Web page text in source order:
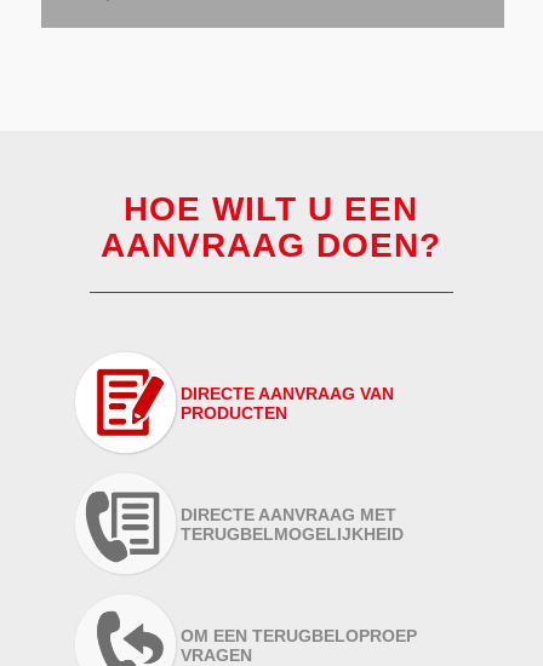
HOE WILT U EEN
AANVRAAG DOEN?
DIRECTE AANVRAAG VAN
PRODUCTEN
DIRECTE AANVRAAG MET
TERUGBELMOGELIJKHEID
OM EEN TERUGBELOPROEP
VRAGEN